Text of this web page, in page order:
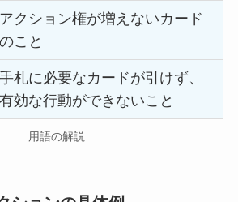
アクション権が増えないカード
のこと
手札に必要なカードが引けず、
有効な行動ができないこと
用語の解説